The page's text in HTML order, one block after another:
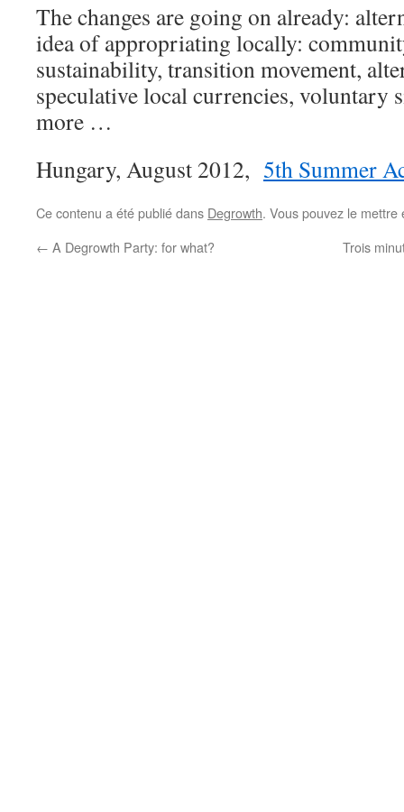
The changes are going on already:
idea of appropriating locally:
sustainability, transition movement,
speculative local currencies, voluntary
more …
Hungary, August 2012, 5th Summer
Ce contenu a été publié dans Degrowth. Vous pouvez le
← A Degrowth Party: for what? Trois